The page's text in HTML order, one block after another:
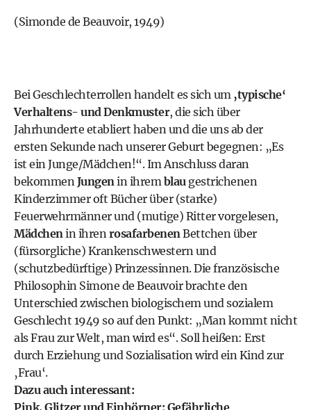
(Simonde de Beauvoir, 1949)
Bei Geschlechterrollen handelt es sich um ‚typische‘
Verhaltens- und Denkmuster, die sich über
Jahrhunderte etabliert haben und die uns ab der
ersten Sekunde nach unserer Geburt begegnen: „Es
ist ein Junge/Mädchen!“. Im Anschluss daran
bekommen Jungen in ihrem blau gestrichenen
Kinderzimmer oft Bücher über (starke)
Feuerwehrmänner und (mutige) Ritter vorgelesen,
Mädchen in ihren rosafarbenen Bettchen über
(fürsorgliche) Krankenschwestern und
(schutzbedürftige) Prinzessinnen. Die französische
Philosophin Simone de Beauvoir brachte den
Unterschied zwischen biologischem und sozialem
Geschlecht 1949 so auf den Punkt: „Man kommt nicht
als Frau zur Welt, man wird es“. Soll heißen: Erst
durch Erziehung und Sozialisation wird ein Kind zur
‚Frau‘.
Dazu auch interessant:
Pink, Glitzer und Einhörner: Gefährliche